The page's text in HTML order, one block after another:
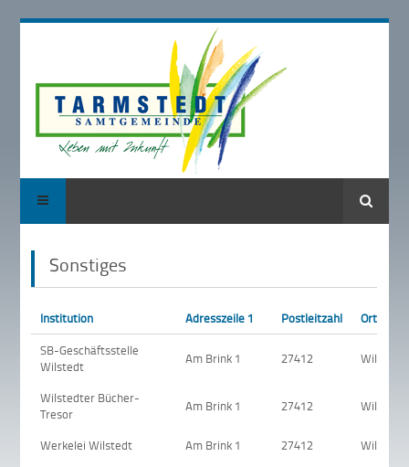
Suche
Sonstiges
Institution Adresszeile 1 Postleitzahl
Ort
SB-Geschäftsstelle
Wilstedt
Am Brink 1 27412 Wilstedt
Wilstedter Bücher-
Tresor
Am Brink 1 27412 Wilstedt
Werkelei Wilstedt Am Brink 1 27412 Wilstedt